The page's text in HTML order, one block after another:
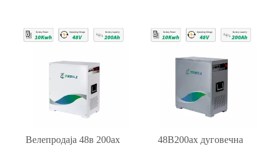
Велепродаја 48в 200ах
48В200ах дуговечна